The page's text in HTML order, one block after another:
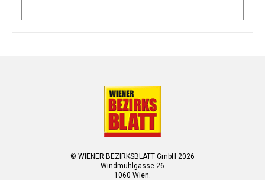
© WIENER BEZIRKSBLATT GmbH 2026
Windmühlgasse 26
1060 Wien.